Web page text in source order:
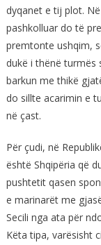
dyqanet e tij plot.
pashkolluar do të
premtonte ushqim,
dukë i thënë turmës
barkun me thikë
do sillte acarimin e
në çast.
Për çudi, në
është Shqipëria që
pushtetit qasen
e marinarët me
Secili nga ata për
Këta tipa, varësisht